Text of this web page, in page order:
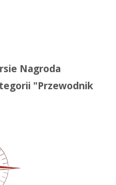
Nagroda
"Przewodnik